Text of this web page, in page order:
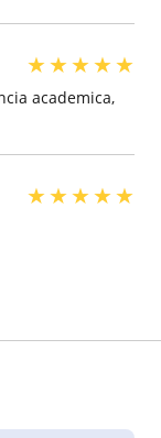
★★★★★
academica,
★★★★★